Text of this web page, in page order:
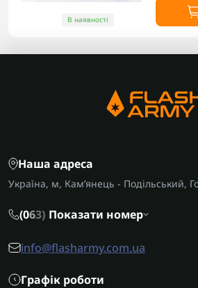
В наявності
Наша адреса
Україна, м, Кам’янець - Подільський,
(063) Показати номер
info@flasharmy.com.ua
Графік роботи